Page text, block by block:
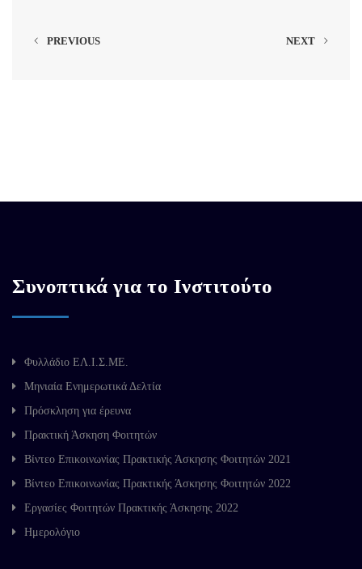
PREVIOUS NEXT
Συνοπτικά για το Ινστιτούτο
Φυλλάδιο ΕΛ.Ι.Σ.ΜΕ.
Μηνιαία Ενημερωτικά Δελτία
Πρόσκληση για έρευνα
Πρακτική Άσκηση Φοιτητών
Βίντεο Επικοινωνίας Πρακτικής Άσκησης Φοιτητών 2021
Βίντεο Επικοινωνίας Πρακτικής Άσκησης Φοιτητών 2022
Εργασίες Φοιτητών Πρακτικής Άσκησης 2022
Ημερολόγιο